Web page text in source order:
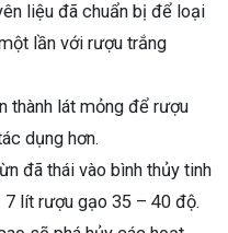
liệu đã chuẩn bị để loại
lần với rượu trắng
thành lát mỏng để rượu
dụng hơn.
đã thái vào bình thủy tinh
lít rượu gạo 35 – 40 độ.